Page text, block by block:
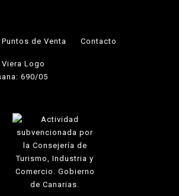
Puntos de Venta Contacto
690/05